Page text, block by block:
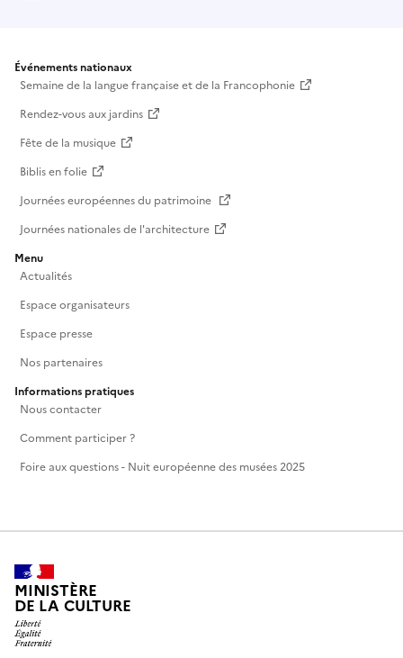
Événements nationaux
Semaine de la langue française et de la Francophonie
Rendez-vous aux jardins
Fête de la musique
Biblis en folie
Journées européennes du patrimoine
Journées nationales de l'architecture
Menu
Actualités
Espace organisateurs
Espace presse
Nos partenaires
Informations pratiques
Nous contacter
Comment participer ?
Foire aux questions - Nuit européenne des musées 2025
MINISTÈRE
DE LA CULTURE